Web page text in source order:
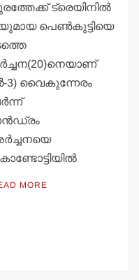
ട്രെയിനില്‍
പെണ്‍കുട്ടിയെ
വൈകുന്നേരം
MORE